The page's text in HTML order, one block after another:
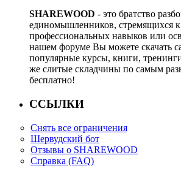
SHAREWOOD - это братство
единомышленников, стремящихся
профессиональных навыков или
нашем форуме Вы можете скачать
популярные курсы, книги,
же слитые складчины по самым
бесплатно!
ССЫЛКИ
Снять все ограничения
Шервудский бот
Отзывы о SHAREWOOD
Справка (FAQ)